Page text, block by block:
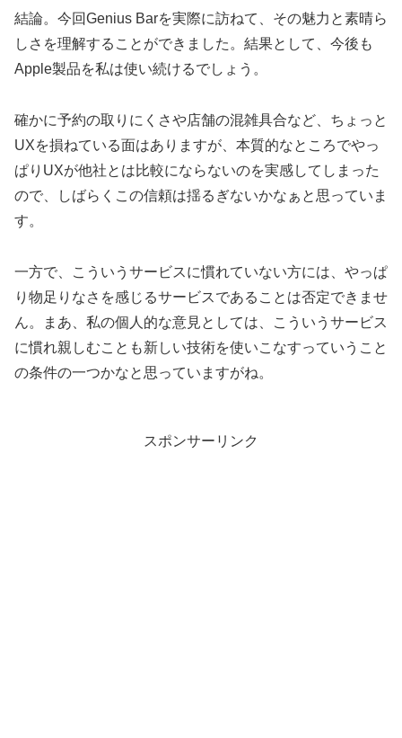
結論。今回Genius Barを実際に訪ねて、その魅力と素晴ら
しさを理解することができました。結果として、今後も
Apple製品を私は使い続けるでしょう。
確かに予約の取りにくさや店舗の混雑具合など、ちょっと
UXを損ねている面はありますが、本質的なところでやっ
ぱりUXが他社とは比較にならないのを実感してしまった
ので、しばらくこの信頼は揺るぎないかなぁと思っていま
す。
一方で、こういうサービスに慣れていない方には、やっぱ
り物足りなさを感じるサービスであることは否定できませ
ん。まあ、私の個人的な意見としては、こういうサービス
に慣れ親しむことも新しい技術を使いこなすっていうこと
の条件の一つかなと思っていますがね。
スポンサーリンク